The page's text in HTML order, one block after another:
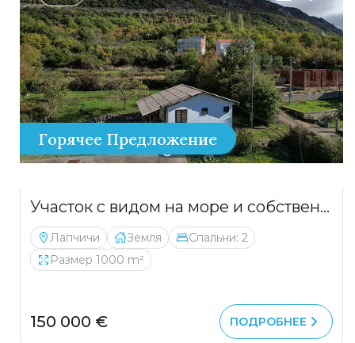
Горячее Предложение
Участок с видом на море и собственным источником воды – Лапчичи, 1,000 м²
Лапчичи Земля
Спальни: 2
Размер 1000 m²
150 000 € ПОДРОБНЕЕ